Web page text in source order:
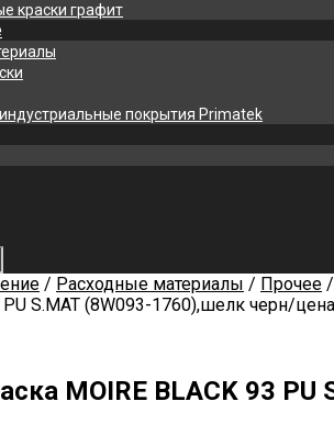
краски графит
покрытия Primatek
/ Расходные материалы / Прочее /
PU S.MAT (8W093-1760),шелк черн/
MOIRE BLACK 93